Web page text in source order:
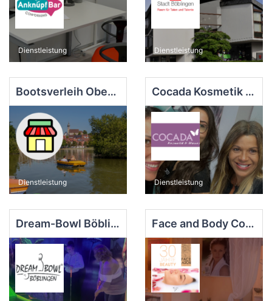
Dienstleistung Dienstleistung
Bootsverleih Oberer See Böblingen
Dienstleistung
Cocada Kosmetik & Waxes
Dienstleistung
Dream-Bowl Böblingen Face and Body Cosmetic